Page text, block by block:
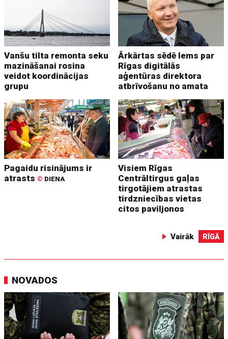
Vanšu tilta remonta seku
mazināšanai rosina
veidot koordinācijas
grupu
Ārkārtas sēdē lems par
Rīgas digitālās
aģentūras direktora
atbrīvošanu no amata
Pagaidu risinājums ir
atrasts © DIENA
Visiem Rīgas
Centrāltirgus gaļas
tirgotājiem atrastas
tirdzniecības vietas
citos paviljonos
Vairāk RĪGĀ
NOVADOS